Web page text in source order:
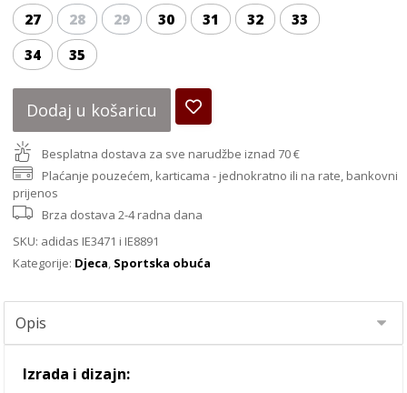
27
28 29 30 31 32
33
34
35
Dodaj u košaricu
Besplatna dostava za sve narudžbe iznad 70 €
Plaćanje pouzećem, karticama - jednokratno ili na rate, bankovni
prijenos
Brza dostava 2-4 radna dana
SKU: adidas IE3471 i IE8891
Kategorije: Djeca, Sportska obuća
Izrada i dizajn: